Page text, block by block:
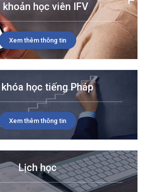
khoản học viên IFV
Xem thêm thông tin
khóa học tiếng Pháp
Xem thêm thông tin
Lịch học